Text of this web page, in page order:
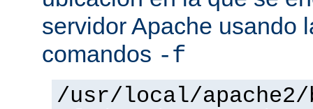
servidor Apache usando
comandos -f
/usr/local/